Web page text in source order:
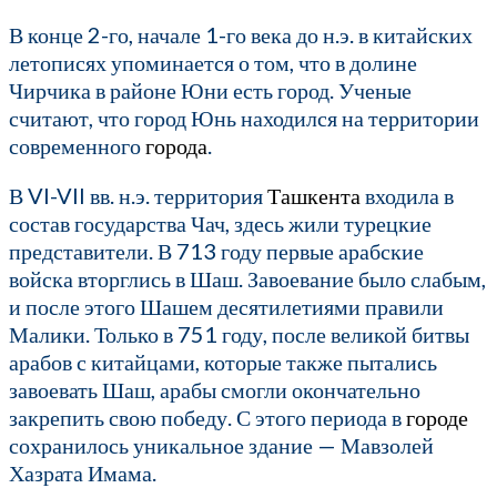
В конце 2-го, начале 1-го века до н.э. в китайских
летописях упоминается о том, что в долине
Чирчика в районе Юни есть город. Ученые
считают, что город Юнь находился на территории
современногогорода.
В VI-VII вв. н.э. территорияТашкента входила в
состав государства Чач, здесь жили турецкие
представители. В 713 году первые арабские
войска вторглись в Шаш. Завоевание было слабым,
и после этого Шашем десятилетиями правили
Малики. Только в 751 году, после великой битвы
арабов с китайцами, которые также пытались
завоевать Шаш, арабы смогли окончательно
закрепить свою победу. С этого периода вгороде
сохранилось уникальное здание — Мавзолей
Хазрата Имама.